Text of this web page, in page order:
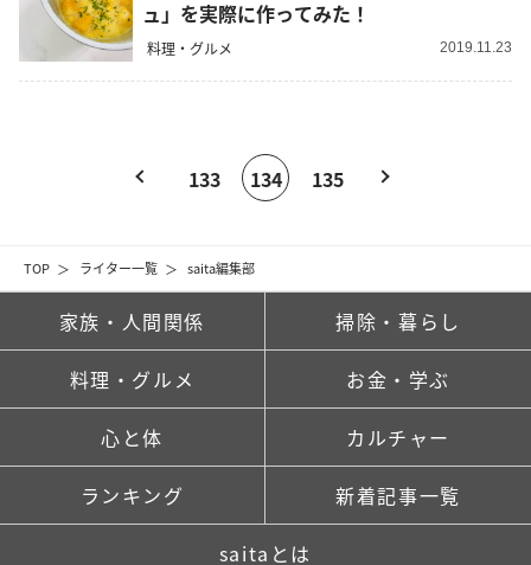
TOP ライター一覧 saita編集部
ュ」を実際に作ってみた！
料理・グルメ 2019.11.23
133 134 135
家族・人間関係 掃除・暮らし
料理・グルメ お金・学ぶ
心と体 カルチャー
ランキング 新着記事一覧
saitaとは